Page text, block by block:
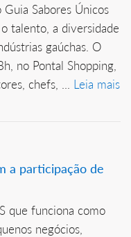
Sabores Únicos
talento, a diversidade
gaúchas. O
no Pontal Shopping,
chefs, ... Leia mais
a participação de
que funciona como
negócios,